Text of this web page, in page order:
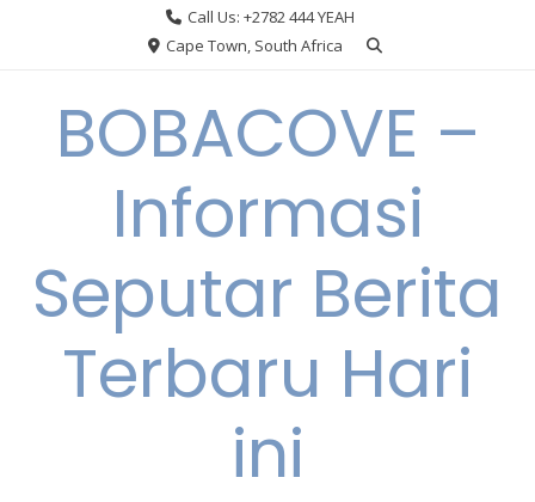
Call Us: +2782 444 YEAH
Cape Town, South Africa
BOBACOVE –
Informasi
Seputar Berita
Terbaru Hari
ini